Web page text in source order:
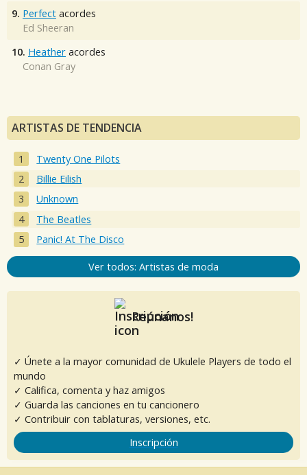
9. Perfect acordes
Ed Sheeran
10. Heather acordes
Conan Gray
ARTISTAS DE TENDENCIA
Twenty One Pilots
Billie Eilish
Unknown
The Beatles
Panic! At The Disco
Ver todos: Artistas de moda
Reúnanos!
✓ Únete a la mayor comunidad de Ukulele Players de todo el
mundo
✓ Califica, comenta y haz amigos
✓ Guarda las canciones en tu cancionero
✓ Contribuir con tablaturas, versiones, etc.
Inscripción